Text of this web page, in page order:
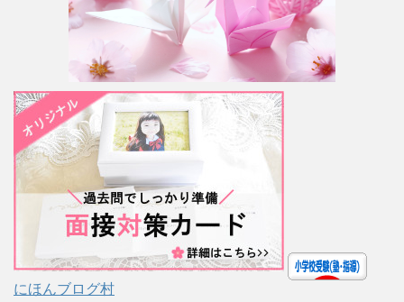
にほんブログ村